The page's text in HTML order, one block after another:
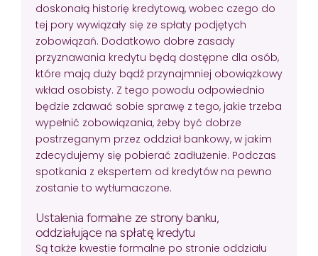
doskonałą historię kredytową, wobec czego do
tej pory wywiązały się ze spłaty podjętych
zobowiązań. Dodatkowo dobre zasady
przyznawania kredytu będą dostępne dla osób,
które mają duży bądź przynajmniej obowiązkowy
wkład osobisty. Z tego powodu odpowiednio
będzie zdawać sobie sprawę z tego, jakie trzeba
wypełnić zobowiązania, żeby być dobrze
postrzeganym przez oddział bankowy, w jakim
zdecydujemy się pobierać zadłużenie. Podczas
spotkania z ekspertem od kredytów na pewno
zostanie to wytłumaczone.
Ustalenia formalne ze strony banku,
oddziałujące na spłatę kredytu
Są także kwestie formalne po stronie oddziału